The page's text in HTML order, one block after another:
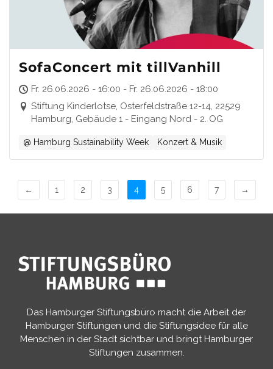
SofaConcert mit tillVanhill
Fr. 26.06.2026 - 16:00 - Fr. 26.06.2026 - 18:00
Stiftung Kinderlotse, Osterfeldstraße 12-14, 22529
Hamburg, Gebäude 1 - Eingang Nord - 2. OG
@ Hamburg Sustainability Week Konzert & Musik
← 1 2 3 4 5 6 7 →
Das Hamburger Stiftungsbüro macht die Arbeit der
Hamburger Stiftungen und die Stiftungsidee für alle
Menschen in der Stadt sichtbar und bringt Hamburger
Stiftungen zusammen.​